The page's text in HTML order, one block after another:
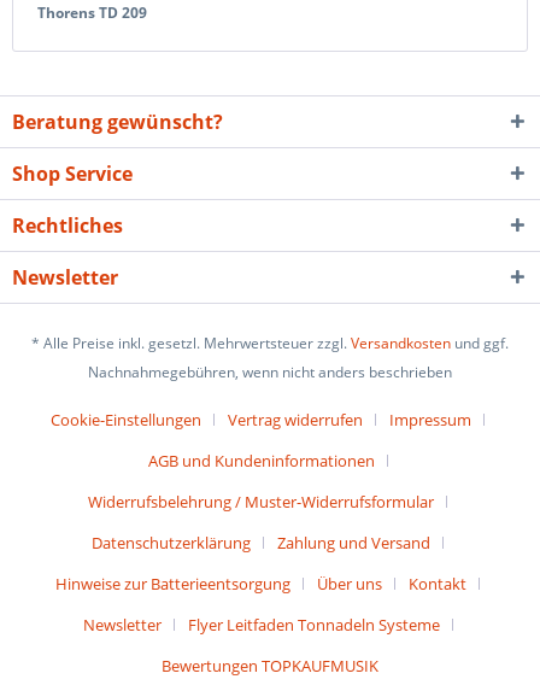
Thorens TD 209
Beratung gewünscht?
Shop Service
Rechtliches
Newsletter
* Alle Preise inkl. gesetzl. Mehrwertsteuer zzgl.Versandkosten und ggf.
Nachnahmegebühren, wenn nicht anders beschrieben
Cookie-Einstellungen Vertrag widerrufen
Impressum
AGB und Kundeninformationen
Widerrufsbelehrung / Muster-Widerrufsformular
Datenschutzerklärung
Zahlung und Versand
Hinweise zur Batterieentsorgung
Über uns
Kontakt
Newsletter
Flyer Leitfaden Tonnadeln Systeme
Bewertungen TOPKAUFMUSIK